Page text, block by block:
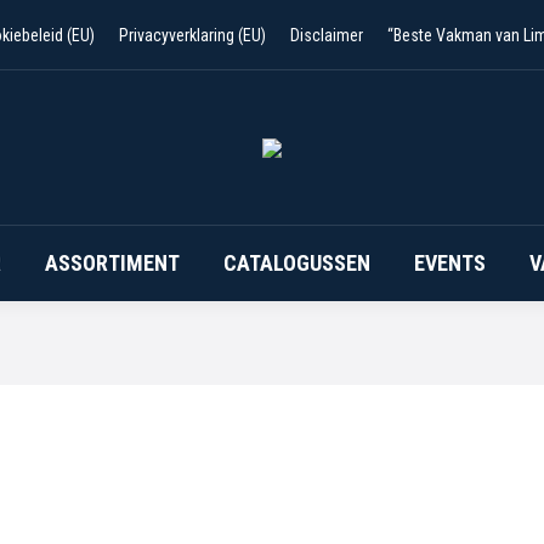
(EU) Privacyverklaring (EU) Disclaimer “Beste Vakman van
ASSORTIMENT CATALOGUSSEN EVENTS
FOLDERS VERHUUR ASSORTIMENT